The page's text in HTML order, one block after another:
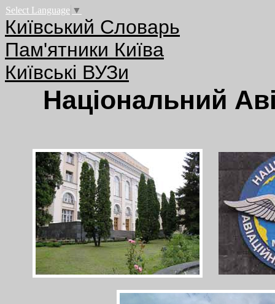
Select Language ▼
Київський Словарь
Пам'ятники Київа
Київські ВУЗи
Національний